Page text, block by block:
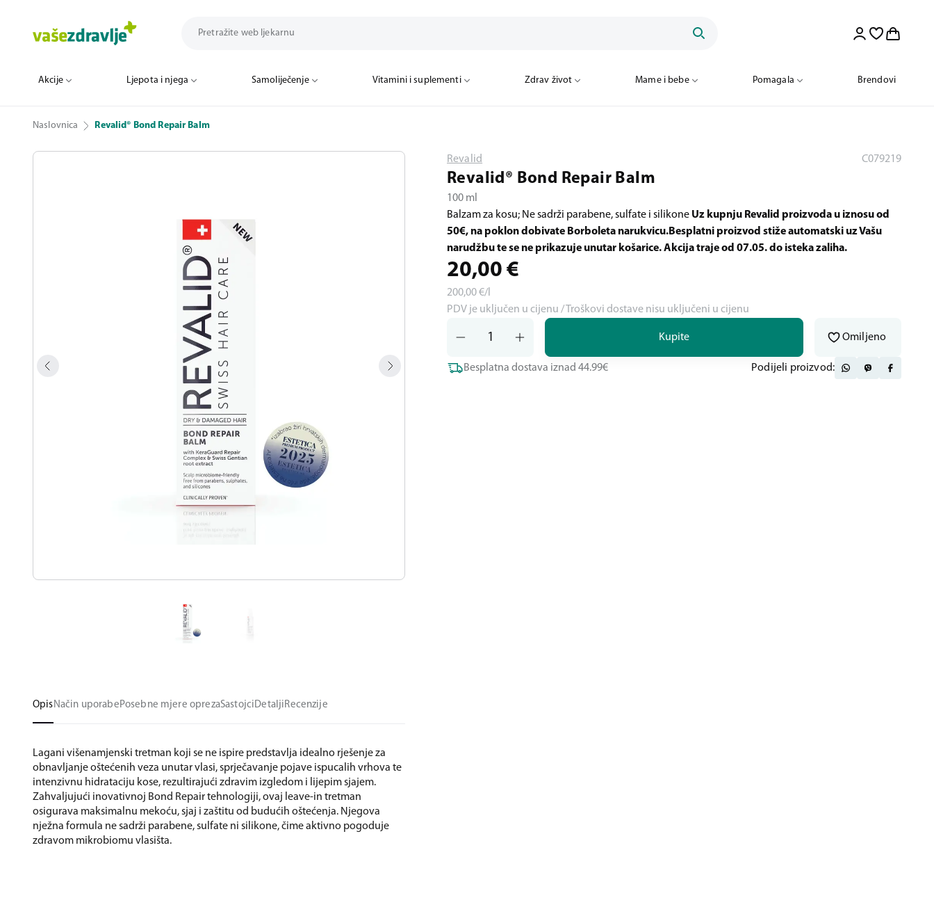
Akcije Ljepota i njega Samoliječenje Vitamini i suplementi Zdrav život Mame i bebe Pomagala Brendovi
Naslovnica Revalid® Bond Repair Balm
OpisNačin uporabePosebne mjere oprezaSastojciDetaljiRecenzije
Lagani višenamjenski tretman koji se ne ispire predstavlja idealno rješenje za
obnavljanje oštećenih veza unutar vlasi, sprječavanje pojave ispucalih vrhova te
intenzivnu hidrataciju kose, rezultirajući zdravim izgledom i lijepim sjajem.
Zahvaljujući inovativnoj Bond Repair tehnologiji, ovaj leave-in tretman
osigurava maksimalnu mekoću, sjaj i zaštitu od budućih oštećenja. Njegova
nježna formula ne sadrži parabene, sulfate ni silikone, čime aktivno pogoduje
zdravom mikrobiomu vlasišta.
Revalid C079219
Revalid® Bond Repair Balm
100 ml
Balzam za kosu; Ne sadrži parabene, sulfate i silikone Uz kupnju Revalid proizvoda u iznosu od
50€, na poklon dobivate Borboleta narukvicu.Besplatni proizvod stiže automatski uz Vašu
narudžbu te se ne prikazuje unutar košarice. Akcija traje od 07.05. do isteka zaliha.
20,00 €
200,00€/l
PDV je uključen u cijenu / Troškovi dostave nisu uključeni u cijenu
Kupite Omiljeno
Besplatna dostava iznad 44.99€ Podijeli proizvod: